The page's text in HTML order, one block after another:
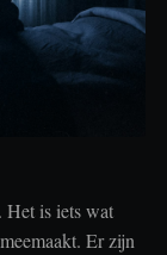
Het is iets wat
Er zijn